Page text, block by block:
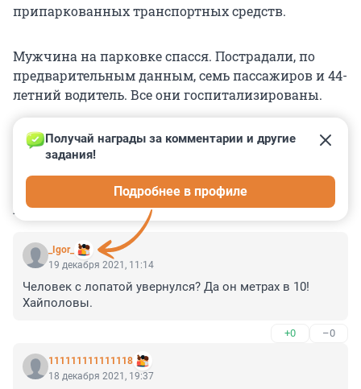
припаркованных транспортных средств.
Мужчина на парковке спасся. Пострадали, по
предварительным данным, семь пассажиров и 44-
летний водитель. Все они госпитализированы.
КОММЕНТАРИИ 5
_Igor_
Получай награды за комментарии и другие
задания!
Подробнее в профиле
19 декабря 2021, 11:14
Человек с лопатой увернулся? Да он метрах в 10!
Хайполовы.
+0 –0
111111111111118
18 декабря 2021, 19:37